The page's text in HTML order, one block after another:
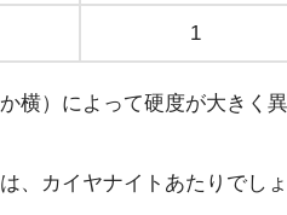
1
横）によって硬度が大きく
、カイヤナイトあたりでしょ